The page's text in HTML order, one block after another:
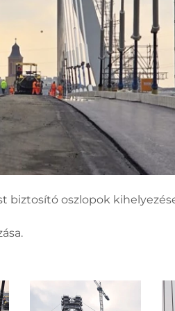
biztosító oszlopok